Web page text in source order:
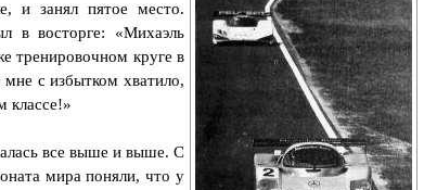
и занял пятое место.
в восторге: «Михаэль
тренировочном круге в
с избытком хватило,
классе!»
все выше и выше. С
мира поняли, что у